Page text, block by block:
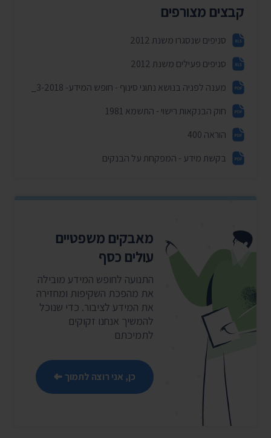
קבצים מצורפים
סניפים שנסגרו משנת 2012
סניפים פעילים משנת 2012
מענה לפניה בנושא נתוני סינוף - חופש המידע- 3-2018_
חוק הבנקאות רישוי - התשמא 1981
הוראה 400
בקשת מידע - המפקחת על הבנקים
מאבקים משפטיים
עולים כסף
התנועה לחופש המידע מובילה
את מהפכת השקיפות ומחזירה
את המידע לציבור. כדי שנוכל
להמשיך אנחנו זקוקים
לתמיכתם
כן, אני רוצה לתמוך